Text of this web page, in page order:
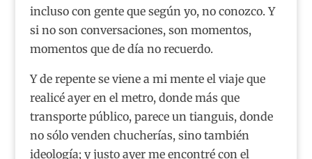
incluso con gente que según yo, no conozco. Y
si no son conversaciones, son momentos,
momentos que de día no recuerdo.
Y de repente se viene a mi mente el viaje que
realicé ayer en el metro, donde más que
transporte público, parece un tianguis, donde
no sólo venden chucherías, sino también
ideología; y justo ayer me encontré con el